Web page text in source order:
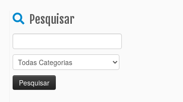
Pesquisar
for: